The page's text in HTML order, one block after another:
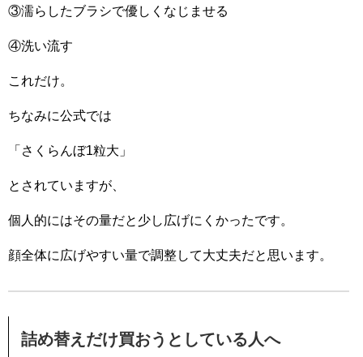
③濡らしたブラシで優しくなじませる
④洗い流す
これだけ。
ちなみに公式では
「さくらんぼ1粒大」
とされていますが、
個人的にはその量だと少し広げにくかったです。
顔全体に広げやすい量で調整して大丈夫だと思います。
詰め替えだけ買おうとしている人へ